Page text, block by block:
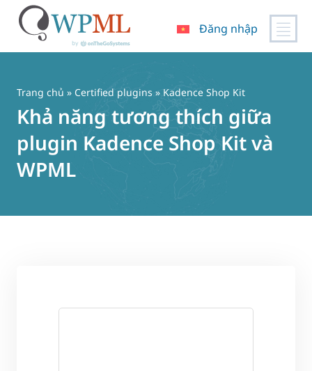
Đăng nhập
Trang chủ » Certified plugins » Kadence Shop Kit
Khả năng tương thích giữa
plugin Kadence Shop Kit và
WPML